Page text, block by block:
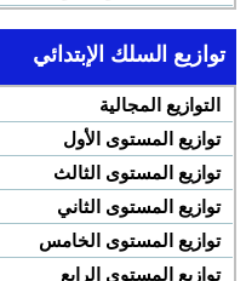
توازيع السلك الإبتدائي
التوازيع المجالية
توازيع المستوى الأول
توازيع المستوى الثالث
توازيع المستوى الثاني
توازيع المستوى الخامس
توازيع المستوى الرابع